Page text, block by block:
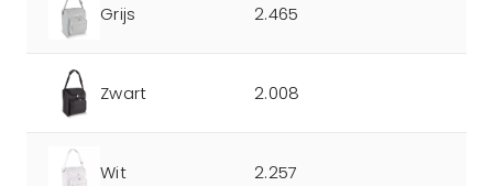
Grijs 2.465
Zwart 2.008
Wit 2.257